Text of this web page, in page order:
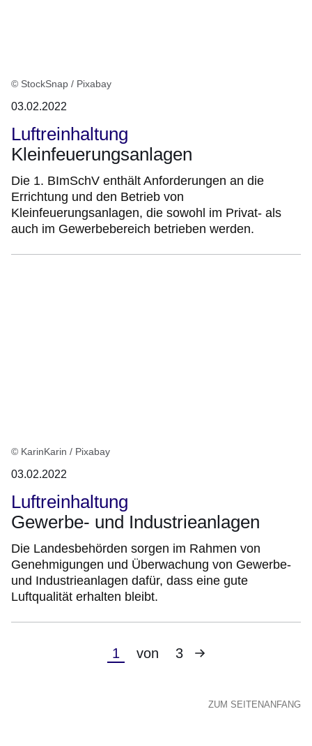
© StockSnap / Pixabay
03.02.2022
Luftreinhaltung
Kleinfeuerungsanlagen
Die 1. BImSchV enthält Anforderungen an die
Errichtung und den Betrieb von
Kleinfeuerungsanlagen, die sowohl im Privat- als
auch im Gewerbebereich betrieben werden.
© KarinKarin / Pixabay
03.02.2022
Luftreinhaltung
Gewerbe- und Industrieanlagen
Die Landesbehörden sorgen im Rahmen von
Genehmigungen und Überwachung von Gewerbe-
und Industrieanlagen dafür, dass eine gute
Luftqualität erhalten bleibt.
Aktuelle
1 von 3
Nächste
ZUM SEITENANFANG